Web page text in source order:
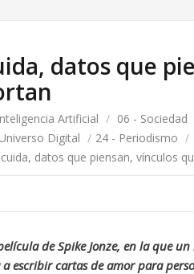
datos que
Artificial / 06 - Sociedad
Digital / 24 - Periodismo /
datos que piensan, vínculos
de Spike Jonze, en la que
escribir cartas de amor para